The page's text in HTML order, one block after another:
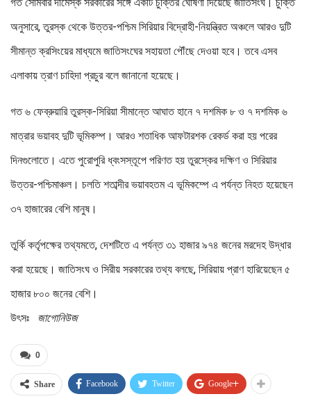
অনুসারে, তুরস্ক থেকে উত্তর-পশ্চিম সিরিয়ার বিদ্রোহী-নিয়ন্ত্রিত অঞ্চলে আরও দুটি
সীমান্ত ক্রসিংয়ের মাধ্যমে জাতিসংঘের সহায়তা পৌঁছে দেওয়া হবে। তবে এসব
এলাকায় ত্রাণ চাহিদা প্রচুর বলে জানানো হয়েছে।
গত ৬ ফেব্রুয়ারি তুরস্ক-সিরিয়া সীমান্তে আঘাত হানে ৭ দশমিক ৮ ও ৭ দশমিক ৬
মাত্রার ভয়াবহ দুটি ভূমিকম্প। আরও শতাধিক আফটারশক রেকর্ড করা হয় পরের
দিনগুলোতে। এতে পুরোপুরি ধ্বংসস্তূপে পরিণত হয় তুরস্কের দক্ষিণ ও সিরিয়ার
উত্তর-পশ্চিমাঞ্চল। চলতি শতাব্দীর ভয়াবহতম এ ভূমিকম্পে এ পর্যন্ত নিহত হয়েছেন
৩৭ হাজারের বেশি মানুষ।
তুর্কি কর্তৃপক্ষের তথ্যমতে, দেশটিতে এ পর্যন্ত ৩১ হাজার ৯৭৪ জনের মরদেহ উদ্ধার
করা হয়েছে। জাতিসংঘ ও সিরীয় সরকারের তথ্য বলছে, সিরিয়ায় প্রাণ হারিয়েছেন ৫
হাজার ৮০০ জনের বেশি।
উৎসঃ
জাগোনিউজ
0
Share Facebook Twitter Google+